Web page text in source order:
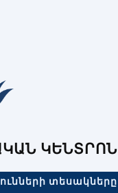
ԿԵՆՏՐՈՆ
տեսակները